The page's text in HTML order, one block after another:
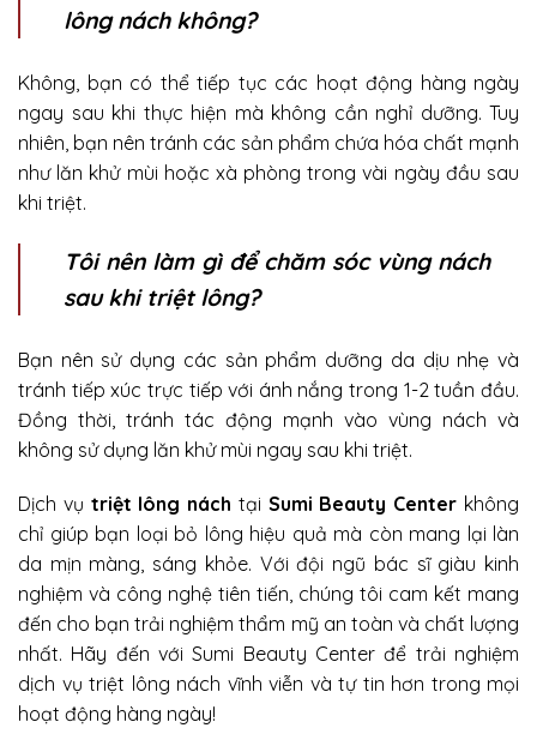
lông nách không?
Không, bạn có thể tiếp tục các hoạt động hàng ngày
ngay sau khi thực hiện mà không cần nghỉ dưỡng. Tuy
nhiên, bạn nên tránh các sản phẩm chứa hóa chất mạnh
như lăn khử mùi hoặc xà phòng trong vài ngày đầu sau
khi triệt.
Tôi nên làm gì để chăm sóc vùng nách
sau khi triệt lông?
Bạn nên sử dụng các sản phẩm dưỡng da dịu nhẹ và
tránh tiếp xúc trực tiếp với ánh nắng trong 1-2 tuần đầu.
Đồng thời, tránh tác động mạnh vào vùng nách và
không sử dụng lăn khử mùi ngay sau khi triệt.
Dịch vụ triệt lông nách tại Sumi Beauty Center không
chỉ giúp bạn loại bỏ lông hiệu quả mà còn mang lại làn
da mịn màng, sáng khỏe. Với đội ngũ bác sĩ giàu kinh
nghiệm và công nghệ tiên tiến, chúng tôi cam kết mang
đến cho bạn trải nghiệm thẩm mỹ an toàn và chất lượng
nhất. Hãy đến với Sumi Beauty Center để trải nghiệm
dịch vụ triệt lông nách vĩnh viễn và tự tin hơn trong mọi
hoạt động hàng ngày!